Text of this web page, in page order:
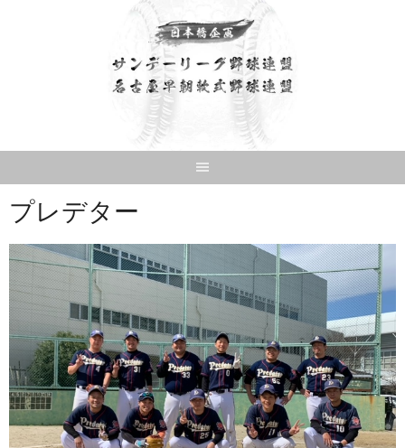
プレデター